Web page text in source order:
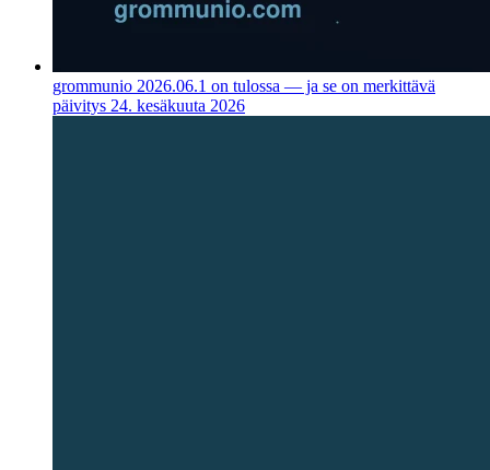
grommunio 2026.06.1 on tulossa — ja se on merkittävä
päivitys 24. kesäkuuta 2026